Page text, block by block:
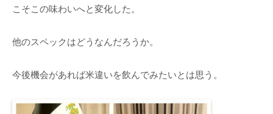
こそこの味わいへと変化した。
他のスペックはどうなんだろうか。
今後機会があれば米違いを飲んでみたいとは思う。